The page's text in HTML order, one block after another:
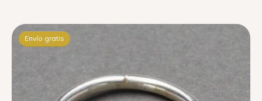
Envío gratis